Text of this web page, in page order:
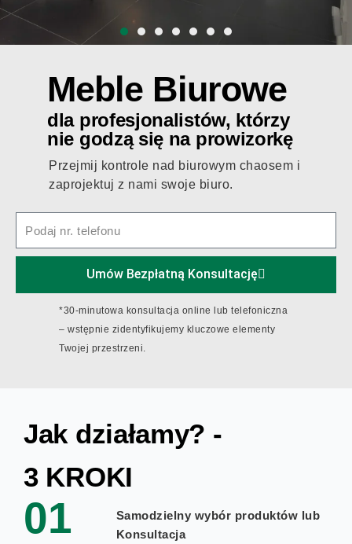
Meble Biurowe
dla profesjonalistów, którzy
nie godzą się na prowizorkę
Przejmij kontrole nad biurowym chaosem i
zaprojektuj z nami swoje biuro.
d
j
Umów Bezpłatną Konsultację
*30-minutowa konsultacja online lub telefoniczna
– wstępnie zidentyfikujemy kluczowe elementy
Twojej przestrzeni.
Jak działamy? -
3 KROKI
01
Samodzielny wybór produktów lub
Konsultacja